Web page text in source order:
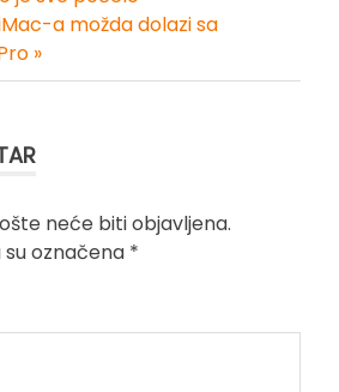
a možda dolazi sa
»
neće biti objavljena.
označena *